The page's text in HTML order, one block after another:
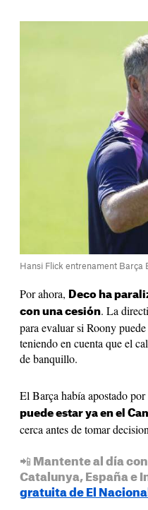
Hansi Flick entrenament Barça
Por ahora, Deco ha
con una cesión. La
para evaluar si Roony
teniendo en cuenta que el
de banquillo.
El Barça había apostado
puede estar ya en el
cerca antes de tomar
📲 Mantente al día
Catalunya, España e
gratuita de El Nacional